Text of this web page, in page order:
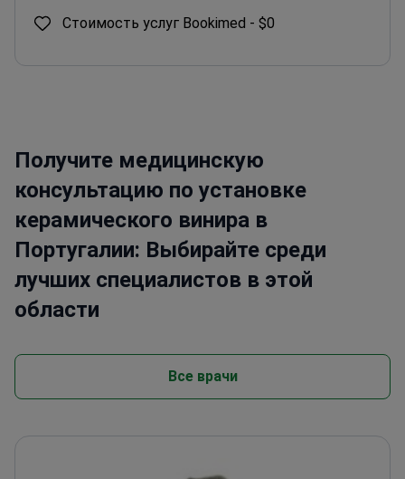
Стоимость услуг Bookimed - $0
Получите медицинскую
консультацию по установке
керамического винира в
Португалии: Выбирайте среди
лучших специалистов в этой
области
Все врачи